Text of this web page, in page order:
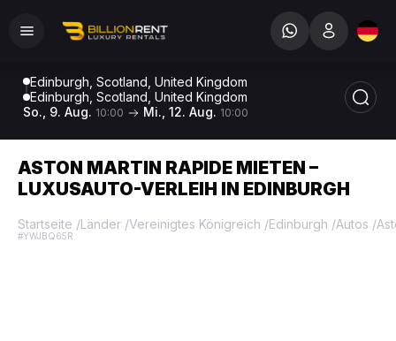
Edinburgh, Scotland, United Kingdom
Edinburgh, Scotland, United Kingdom
So., 9. Aug. 10:00 Mi., 12. Aug. 10:00
ASTON MARTIN RAPIDE MIETEN –
LUXUSAUTO-VERLEIH IN EDINBURGH
Startseite /Länder /Vereinigtes Königreich /Edinburgh /Autos /
#YWJBQ65R